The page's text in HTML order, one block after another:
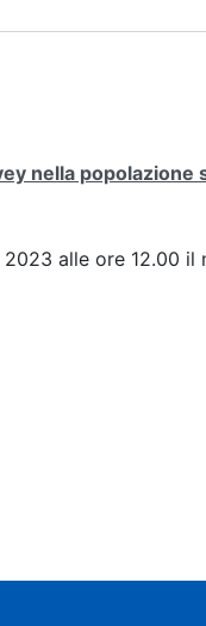
nella popolazione
alle ore 12.00